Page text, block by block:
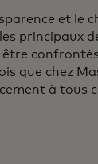
et le
principaux
que chez
à tous